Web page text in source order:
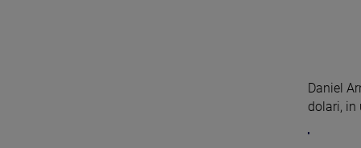
Daniel
dolari, in